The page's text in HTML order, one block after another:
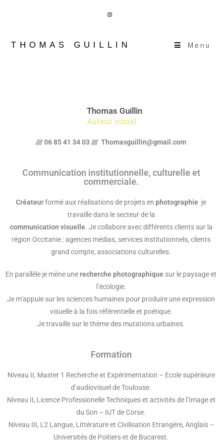
THOMAS GUILLIN Menu
Thomas Guillin
Auteur visuel
//// 06 85 41 34 03 //// Thomasguillin@gmail.com
Communication institutionnelle, culturelle et
commerciale.
Créateurformé aux réalisations de projets en photographie je
travaille dans le secteur de la
communication visuelle. Je collabore avec différents clients sur la
région Occitanie : agences médias, services institutionnels, clients
grand compte, associations culturelles.
En parallèle je mène unerecherche photographique sur le paysage et
l’écologie.
Je m’appuie sur les sciences humaines pour produire une expression
visuelle à la fois référentielle et poétique.
Je travaille sur le thème des mutations urbaines.
Formation
Niveau II, Master 1 Recherche et Expérimentation – Ecole supérieure
d’audiovisuel de Toulouse.
Niveau II, Licence Professionelle Techniques et activités de l’Image et
du Son – IUT de Corse.
Niveau III, L2 Langue, Littérature et Civilisation Etrangère, Anglais –
Universités de Poitiers et de Bucarest.